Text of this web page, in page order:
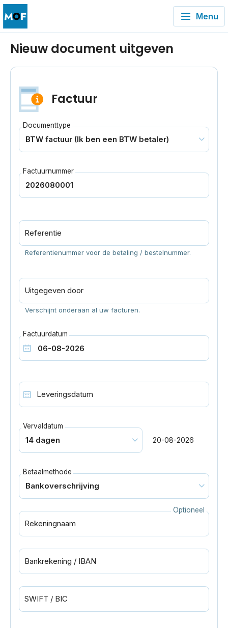
Menu
Nieuw document uitgeven
Factuur
Documenttype
Factuurnummer
Referentie
Referentienummer voor de betaling / bestelnummer.
Uitgegeven door
Verschijnt onderaan al uw facturen.
Factuurdatum
Leveringsdatum
20-08-2026
Vervaldatum
Betaalmethode
Rekeningnaam
Optioneel
Bankrekening / IBAN
SWIFT / BIC